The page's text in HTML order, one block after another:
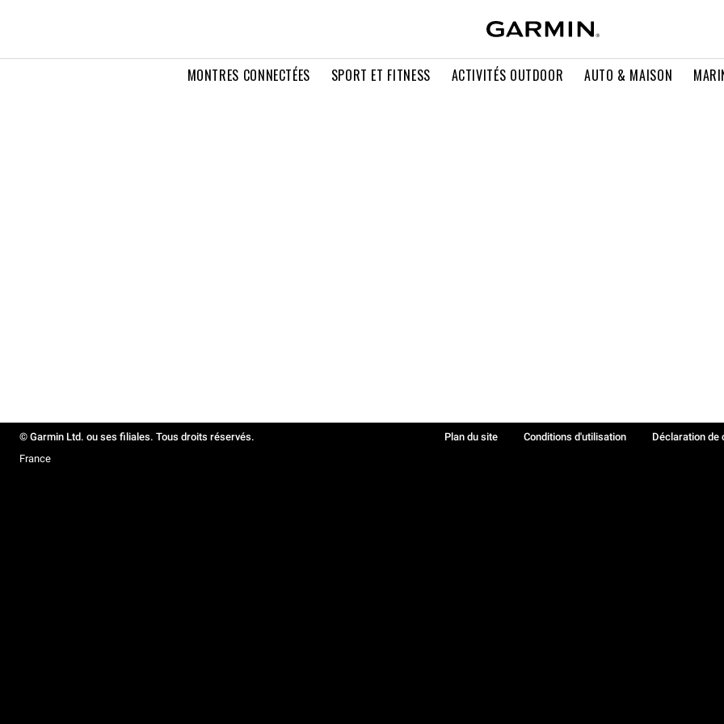
MONTRES CONNECTÉES SPORT ET FITNESS ACTIVITÉS OUTDOOR AUTO & MAISON
© Garmin Ltd. ou ses filiales. Tous droits réservés. Plan du site Conditions d'utilisation Déclaration de
France